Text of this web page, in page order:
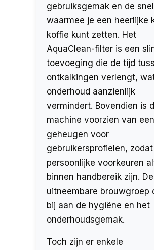
gebruiksgemak en de
waarmee je een heerlijke
koffie kunt zetten. Het
AquaClean-filter is een
toevoeging die de tijd
ontkalkingen verlengt,
onderhoud aanzienlijk
vermindert. Bovendien is
machine voorzien van een
geheugen voor
gebruikersprofielen,
persoonlijke voorkeuren
binnen handbereik zijn. De
uitneembare brouwgroep
bij aan de hygiëne en het
onderhoudsgemak.
Toch zijn er enkele